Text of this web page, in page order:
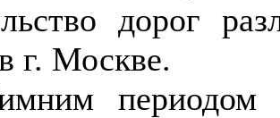
дорог
г. Москве.
периодом